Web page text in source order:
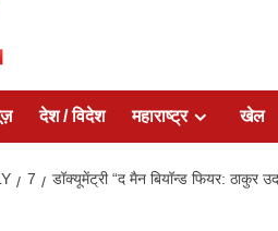
देश / विदेश महाराष्ट्र खेल
7 डॉक्यूमेंट्री “द मैन बियॉन्ड फियर: ठाकुर